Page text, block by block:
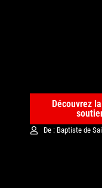
Découvrez
De : Baptiste de